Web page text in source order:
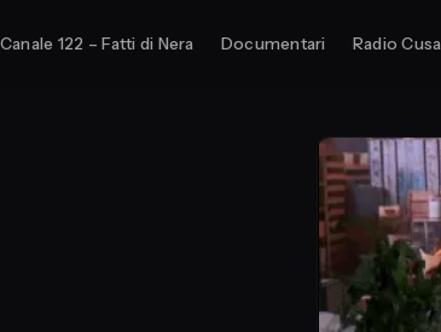
Canale 122 – Fatti di Nera Documentari Radio